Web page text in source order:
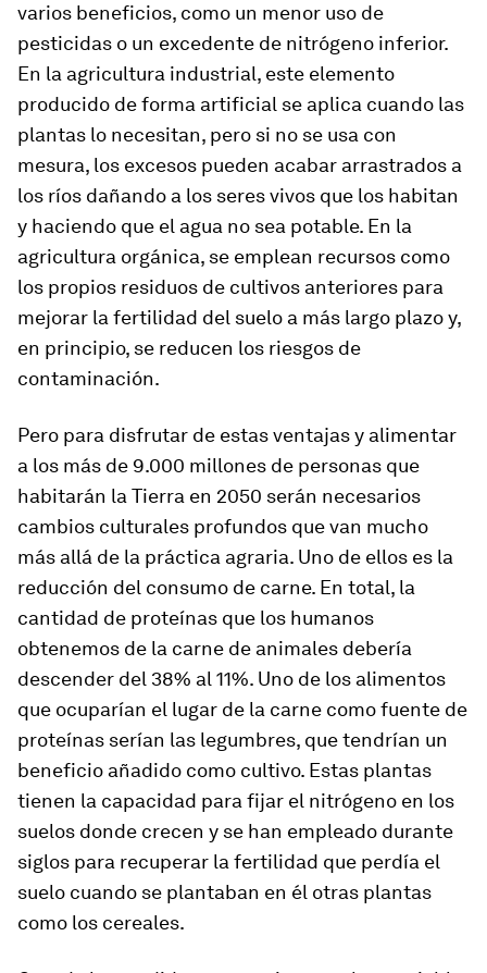
varios beneficios, como un menor uso de
pesticidas o un excedente de nitrógeno inferior.
En la agricultura industrial, este elemento
producido de forma artificial se aplica cuando las
plantas lo necesitan, pero si no se usa con
mesura, los excesos pueden acabar arrastrados a
los ríos dañando a los seres vivos que los habitan
y haciendo que el agua no sea potable. En la
agricultura orgánica, se emplean recursos como
los propios residuos de cultivos anteriores para
mejorar la fertilidad del suelo a más largo plazo y,
en principio, se reducen los riesgos de
contaminación.
Pero para disfrutar de estas ventajas y alimentar
a los más de 9.000 millones de personas que
habitarán la Tierra en 2050 serán necesarios
cambios culturales profundos que van mucho
más allá de la práctica agraria. Uno de ellos es la
reducción del consumo de carne. En total, la
cantidad de proteínas que los humanos
obtenemos de la carne de animales debería
descender del 38% al 11%. Uno de los alimentos
que ocuparían el lugar de la carne como fuente de
proteínas serían las legumbres, que tendrían un
beneficio añadido como cultivo. Estas plantas
tienen la capacidad para fijar el nitrógeno en los
suelos donde crecen y se han empleado durante
siglos para recuperar la fertilidad que perdía el
suelo cuando se plantaban en él otras plantas
como los cereales.